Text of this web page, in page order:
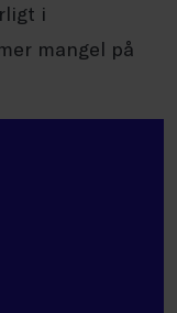
i
mangel på